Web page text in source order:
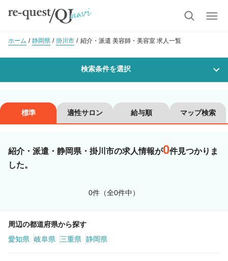
ホーム 静岡県 掛川市 紹介・派遣 美容師・美容室 求人一覧
検索条件を選択
沿線・駅を選択 市区町村を選択
掛川市
美容師スタイリスト
カラーリスト
標準 適性サロン 給与順 マップ検索
紹介・派遣・静岡県・掛川市の求人情報が0件見つかりま
した。
0件（全0件中）
周辺の都道府県から探す
愛知県
岐阜県 三重県 静岡県